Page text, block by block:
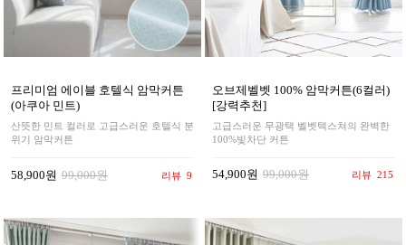
프리미엄 에이블 호텔식 암막커튼
(아쿠아 민트)
산뜻한 민트 컬러로 고급스러운 호텔식 분
위기 암막커튼
58,900원 99,000원 리뷰 9
오브제벨벳 100% 암막커튼(6컬러)
[강력추천]
고급스러운 무광택 벨벳텍스쳐의 완벽한
100%빛차단 커튼
54,900원 99,000원 리뷰 215